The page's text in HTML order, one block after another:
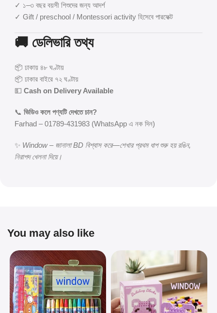
✓ ১–৩ বছর বয়সী শিশুদের জন্য আদর্শ
✓ Gift / preschool / Montessori activity হিসেবে পারফেক্ট
🚚 ডেলিভারি তথ্য
📦 ঢাকায় ৪৮ ঘণ্টায়
📦 ঢাকার বাইরে ৭২ ঘণ্টায়
💵 Cash on Delivery Available
📞 ভিডিও কলে পণ্যটি দেখতে চান?
Farhad – 01789-431983 (WhatsApp এ নক দিন)
✨ Window – জানালা BD বিশ্বাস করে—শেখার প্রথম ধাপ শুরু হয় রঙিন,
নিরাপদ খেলনা দিয়ে।
You may also like